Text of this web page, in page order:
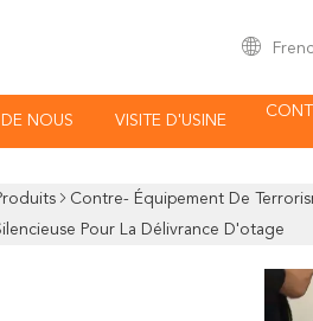
NOUS VISITE D'USINE
Contre- Équipement De
Pour La Délivrance D'otage